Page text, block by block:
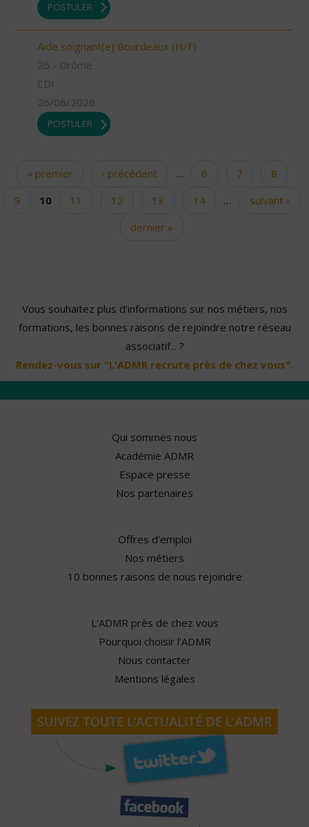
POSTULER
Aide soignant(e) Bourdeaux (H/F)
26 - Drôme
CDI
26/06/2026
POSTULER
Pages« premier ‹ précédent … 6 7
8
9
10 11 12 13 14 …
suivant ›
dernier »
Vous souhaitez plus d'informations sur nos métiers, nos
formations, les bonnes raisons de rejoindre notre réseau
associatif... ?
Rendez-vous sur "L'ADMR recrute près de chez vous".
Qui sommes nous
Académie ADMR
Espace presse
Nos partenaires
Offres d'emploi
Nos métiers
10 bonnes raisons de nous rejoindre
L'ADMR près de chez vous
Pourquoi choisir l'ADMR
Nous contacter
Mentions légales